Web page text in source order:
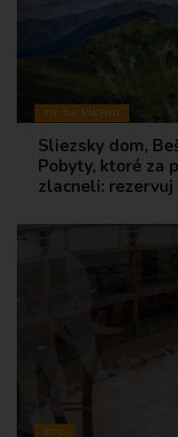
TIP NA VÍKEND
Sliezsky dom,
Pobyty, ktoré za
zlacneli: rezervuj
ZOO